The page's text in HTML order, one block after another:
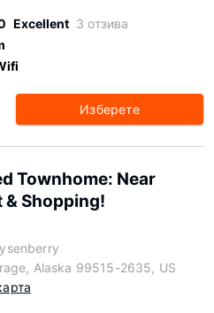
Excellent 3 отзива
Изберете
Townhome: Near
Shopping!
Alaska 99515-2635, US